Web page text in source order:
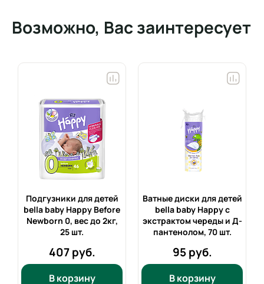
Возможно, Вас заинтересует
Подгузники для детей
bella baby Happy Before
Newborn 0, вес до 2кг,
25 шт.
407 руб.
В корзину
Ватные диски для детей
bella baby Happy с
экстрактом череды и Д-
пантенолом, 70 шт.
95 руб.
В корзину